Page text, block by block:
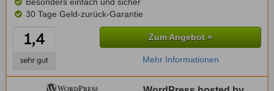
Besonders einfach und sicher
30 Tage Geld-zurück-Garantie
Zum Angebot »
Mehr Informationen